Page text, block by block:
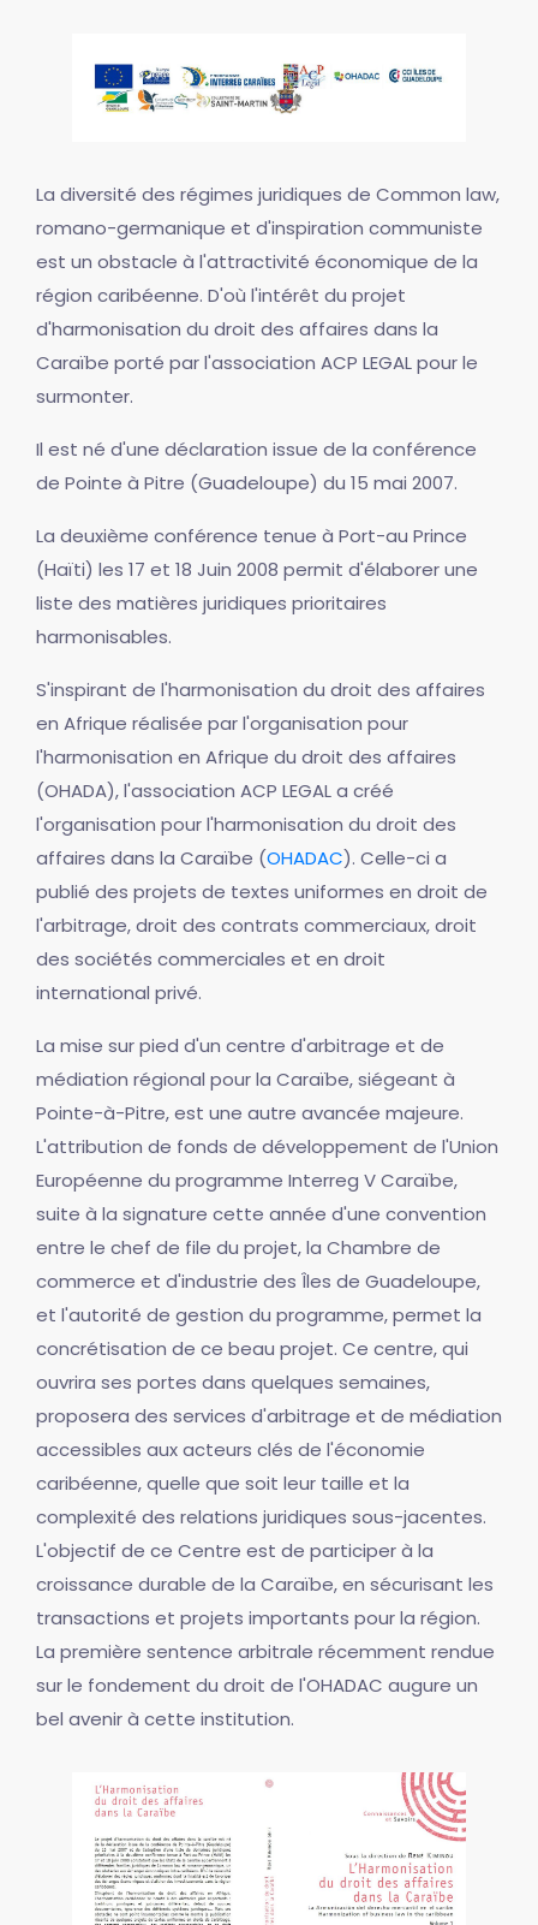
La diversité des régimes juridiques de Common law,
romano-germanique et d'inspiration communiste
est un obstacle à l'attractivité économique de la
région caribéenne. D'où l'intérêt du projet
d'harmonisation du droit des affaires dans la
Caraïbe porté par l'association ACP LEGAL pour le
surmonter.
Il est né d'une déclaration issue de la conférence
de Pointe à Pitre (Guadeloupe) du 15 mai 2007.
La deuxième conférence tenue à Port-au Prince
(Haïti) les 17 et 18 Juin 2008 permit d'élaborer une
liste des matières juridiques prioritaires
harmonisables.
S'inspirant de l'harmonisation du droit des affaires
en Afrique réalisée par l'organisation pour
l'harmonisation en Afrique du droit des affaires
(OHADA), l'association ACP LEGAL a créé
l'organisation pour l'harmonisation du droit des
affaires dans la Caraïbe (OHADAC). Celle-ci a
publié des projets de textes uniformes en droit de
l'arbitrage, droit des contrats commerciaux, droit
des sociétés commerciales et en droit
international privé.
La mise sur pied d'un centre d'arbitrage et de
médiation régional pour la Caraïbe, siégeant à
Pointe-à-Pitre, est une autre avancée majeure.
L'attribution de fonds de développement de l'Union
Européenne du programme Interreg V Caraïbe,
suite à la signature cette année d'une convention
entre le chef de file du projet, la Chambre de
commerce et d'industrie des Îles de Guadeloupe,
et l'autorité de gestion du programme, permet la
concrétisation de ce beau projet. Ce centre, qui
ouvrira ses portes dans quelques semaines,
proposera des services d'arbitrage et de médiation
accessibles aux acteurs clés de l'économie
caribéenne, quelle que soit leur taille et la
complexité des relations juridiques sous-jacentes.
L'objectif de ce Centre est de participer à la
croissance durable de la Caraïbe, en sécurisant les
transactions et projets importants pour la région.
La première sentence arbitrale récemment rendue
sur le fondement du droit de l'OHADAC augure un
bel avenir à cette institution.